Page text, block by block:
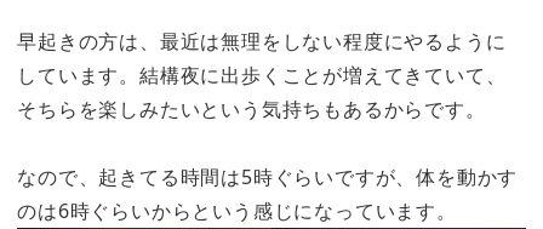
早起きの方は、最近は無理をしない程度にやるように
しています。結構夜に出歩くことが増えてきていて、
そちらを楽しみたいという気持ちもあるからです。
なので、起きてる時間は5時ぐらいですが、体を動かす
のは6時ぐらいからという感じになっています。